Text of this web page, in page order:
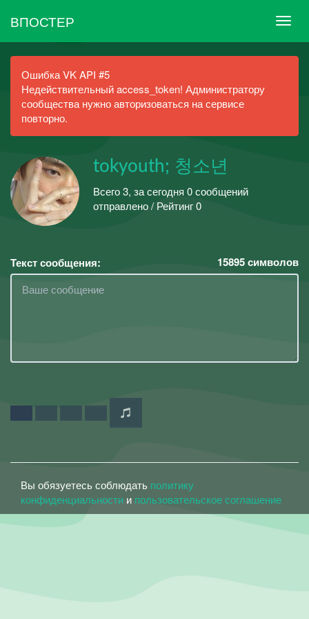
ВПОСТЕР
Ошибка VK API #5
Недействительный access_token! Администратору
сообщества нужно авторизоваться на сервисе
повторно.
tokyouth; 청소년
Всего 3, за сегодня 0 сообщений
отправлено / Рейтинг 0
Текст сообщения: 15895символов
Вы обязуетесь соблюдать политику
конфиденциальности и пользовательское соглашение